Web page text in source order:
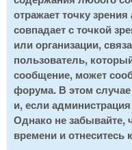
отражает точку
совпадает с точкой
или организации,
пользователь,
сообщение, может
форума. В этом
и, если
Однако не забывайте,
времени и отнеситесь